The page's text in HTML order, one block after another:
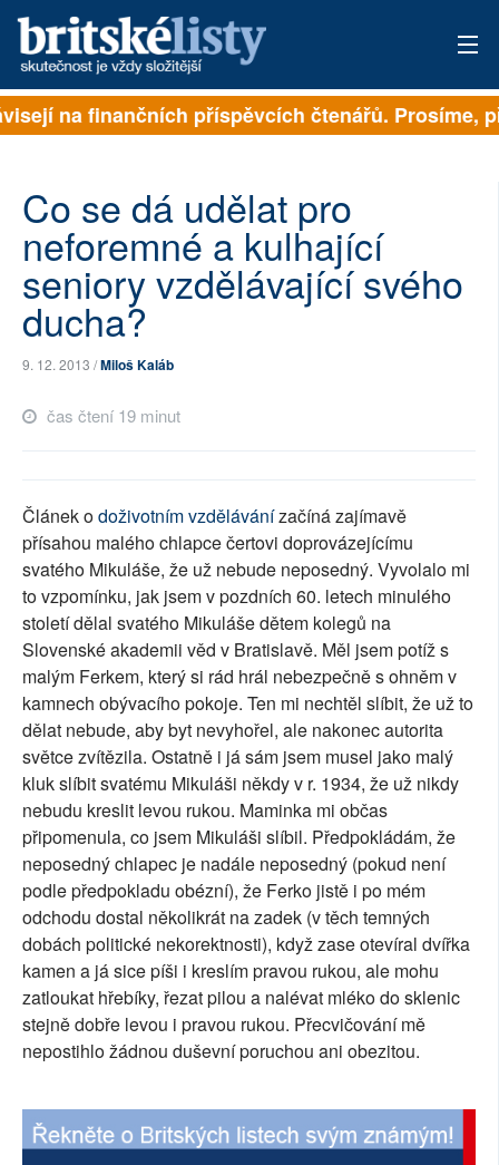
PŘIHLÁSIT
ARCHIV
ROZHOVORY
TÉMATA
NEJČTENĚJŠÍ ZA 7 DNÍ
AUTOŘI
SOCIÁLNÍ SÍTĚ
RUBRIKY
PLNÁ VERZE STRÁNEK
na finančních příspěvcích čtenářů. Prosíme,
Co se dá udělat pro
neforemné a kulhající
seniory vzdělávající svého
ducha?
9. 12. 2013 /Miloš Kaláb
čas čtení 19 minut
Článek odoživotním vzdělávánízačíná zajímavě
přísahou malého chlapce čertovi doprovázejícímu
svatého Mikuláše, že už nebude neposedný. Vyvolalo mi
to vzpomínku, jak jsem v pozdních 60. letech minulého
století dělal svatého Mikuláše dětem kolegů na
Slovenské akademii věd v Bratislavě. Měl jsem potíž s
malým Ferkem, který si rád hrál nebezpečně s ohněm v
kamnech obývacího pokoje. Ten mi nechtěl slíbit, že už to
dělat nebude, aby byt nevyhořel, ale nakonec autorita
světce zvítězila. Ostatně i já sám jsem musel jako malý
kluk slíbit svatému Mikuláši někdy v r. 1934, že už nikdy
nebudu kreslit levou rukou. Maminka mi občas
připomenula, co jsem Mikuláši slíbil. Předpokládám, že
neposedný chlapec je nadále neposedný (pokud není
podle předpokladu obézní), že Ferko jistě i po mém
odchodu dostal několikrát na zadek (v těch temných
dobách politické nekorektnosti), když zase otevíral dvířka
kamen a já sice píši i kreslím pravou rukou, ale mohu
zatloukat hřebíky, řezat pilou a nalévat mléko do sklenic
stejně dobře levou i pravou rukou. Přecvičování mě
nepostihlo žádnou duševní poruchou ani obezitou.